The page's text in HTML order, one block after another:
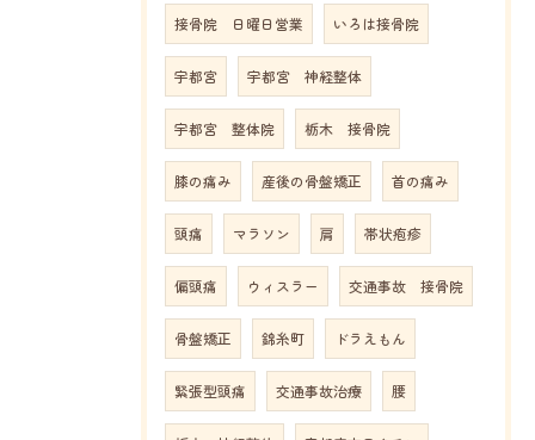
接骨院 日曜日営業 いろは接骨院
宇都宮 宇都宮 神経整体
宇都宮 整体院 栃木 接骨院
膝の痛み 産後の骨盤矯正 首の痛み
頭痛 マラソン 肩 帯状疱疹
偏頭痛 ウィスラー 交通事故 接骨院
骨盤矯正 錦糸町 ドラえもん
緊張型頭痛 交通事故治療 腰